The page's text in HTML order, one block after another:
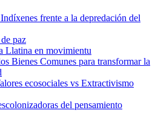
frente a la depredación del
paz
Llatina en movimientu
Bienes Comunes para transformar la
ecosociales vs Extractivismo
del pensamiento